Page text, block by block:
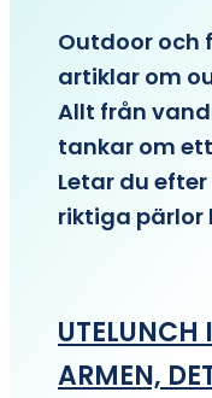
Outdoor och
artiklar om
Allt från
tankar om
Letar du
riktiga pärlor
UTELUNCH
ARMEN,